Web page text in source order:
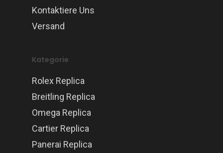
Kontaktiere Uns
Versand
Kategorie
Rolex Replica
Breitling Replica
Omega Replica
Cartier Replica
Panerai Replica